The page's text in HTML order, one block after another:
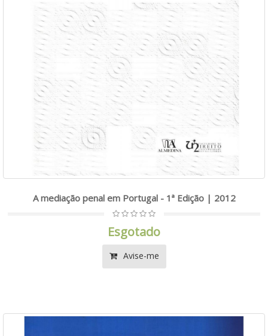
A mediação penal em Portugal - 1ª Edição | 2012
Esgotado
Avise-me